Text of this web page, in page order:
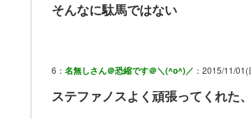
そんなに駄馬ではない
6： 名無しさん＠恐縮です＠＼(^o^)／ ：2015/11/
ステファノスよく頑張ってくれた